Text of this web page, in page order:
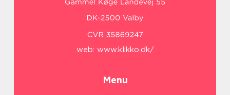
web: www.klikko.dk/
Menu